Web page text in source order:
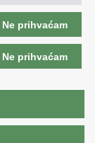
i investicije
Ne prihvaćam
Ne prihvaćam